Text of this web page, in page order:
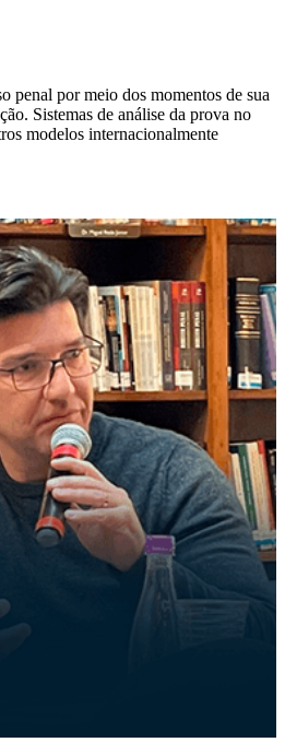
penal por meio dos momentos de sua
Sistemas de análise da prova no
modelos internacionalmente